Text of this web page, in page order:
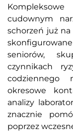
cudownym
schorzeń już
seniorów,
czynnikach
codziennego
okresowe
analizy
znacznie
poprzez